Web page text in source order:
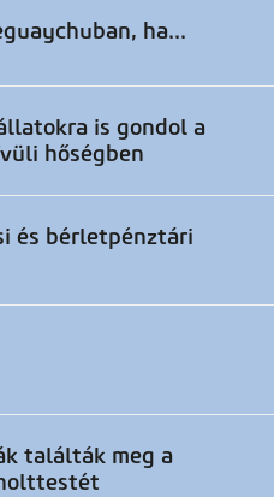
ha...
is gondol a
hőségben
és bérletpénztári
találták meg a